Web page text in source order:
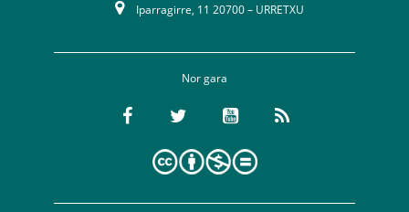
Iparragirre, 11 20700 – URRETXU
Nor gara